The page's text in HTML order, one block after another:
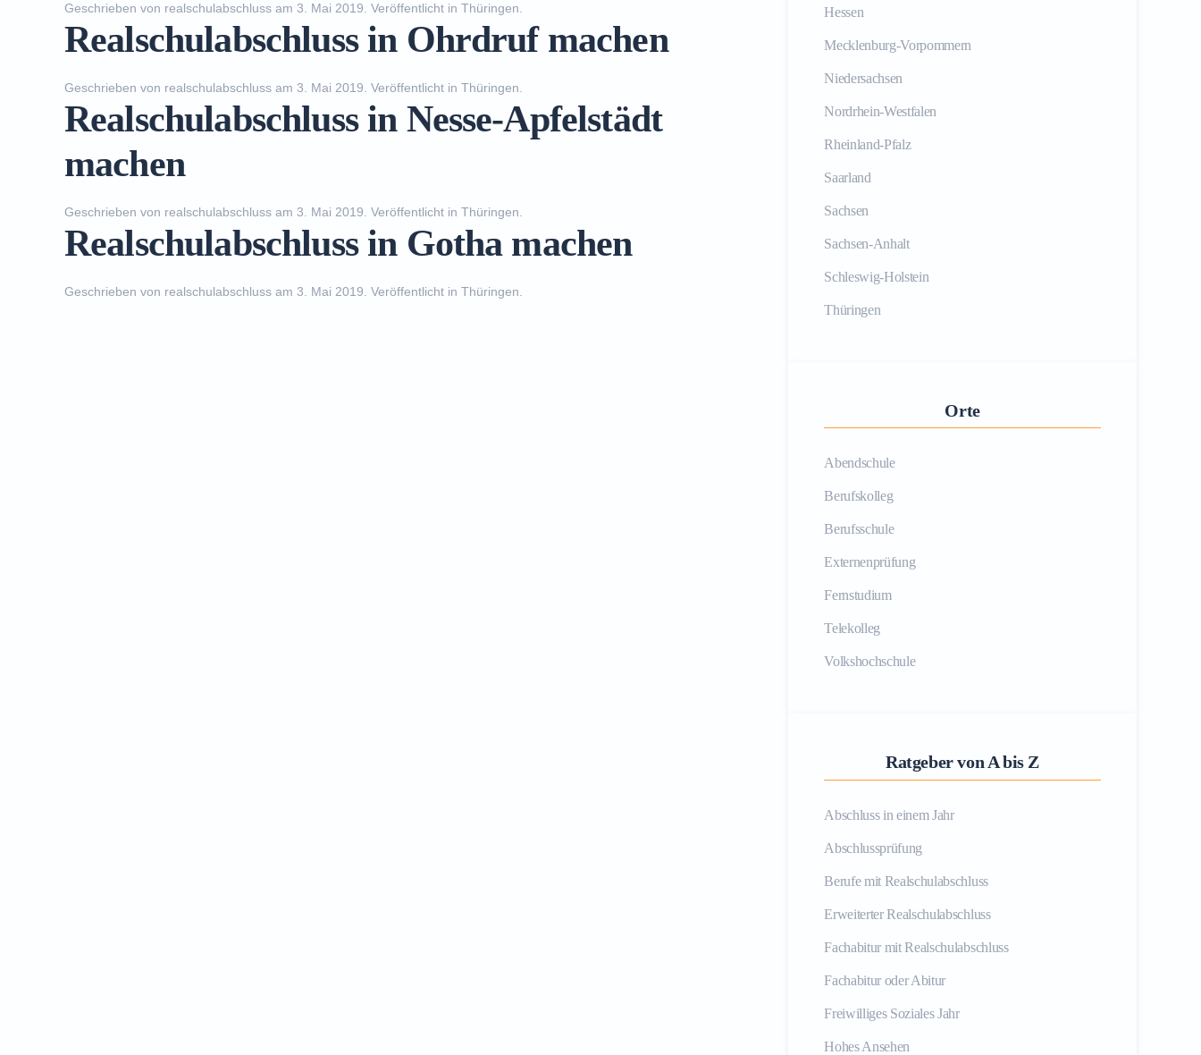
Geschrieben von realschulabschluss am 3. Mai 2019 . Veröffentlicht in Thüringen
Realschulabschluss in Ohrdruf machen
Geschrieben von realschulabschluss am 3. Mai 2019 . Veröffentlicht in Thüringen
Realschulabschluss in Nesse-Apfelstädt
machen
Geschrieben von realschulabschluss am 3. Mai 2019 . Veröffentlicht in Thüringen
Realschulabschluss in Gotha machen
Geschrieben von realschulabschluss am 3. Mai 2019 . Veröffentlicht in Thüringen
Hessen
Mecklenburg-Vorpommern
Niedersachsen
Nordrhein-Westfalen
Rheinland-Pfalz
Saarland
Sachsen
Sachsen-Anhalt
Schleswig-Holstein
Thüringen
Orte
Abendschule
Berufskolleg
Berufsschule
Externenprüfung
Fernstudium
Telekolleg
Volkshochschule
Ratgeber von A bis Z
Abschluss in einem Jahr
Abschlussprüfung
Berufe mit Realschulabschluss
Erweiterter Realschulabschluss
Fachabitur mit Realschulabschluss
Fachabitur oder Abitur
Freiwilliges Soziales Jahr
Hohes Ansehen